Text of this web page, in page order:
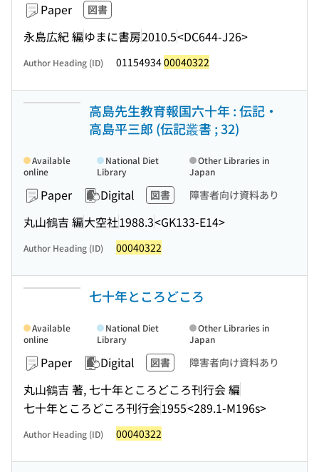
Paper 図書
永島広紀 編ゆまに書房2010.5<DC644-J26>
Author Heading (ID) 0115493400040322
高島先生教育報国六十年 : 伝記・
高島平三郎 (伝記叢書 ; 32)
Paper Digital 図書 障害者向け資料あり
丸山鶴吉 編大空社1988.3<GK133-E14>
Available
online
National Diet
Library
Other Libraries in
Japan
Author Heading (ID) 00040322
七十年ところどころ
Paper Digital 図書 障害者向け資料あり
丸山鶴吉 著, 七十年ところどころ刊行会 編
七十年ところどころ刊行会1955<289.1-M196s>
Available
online
National Diet
Library
Other Libraries in
Japan
Author Heading (ID) 00040322